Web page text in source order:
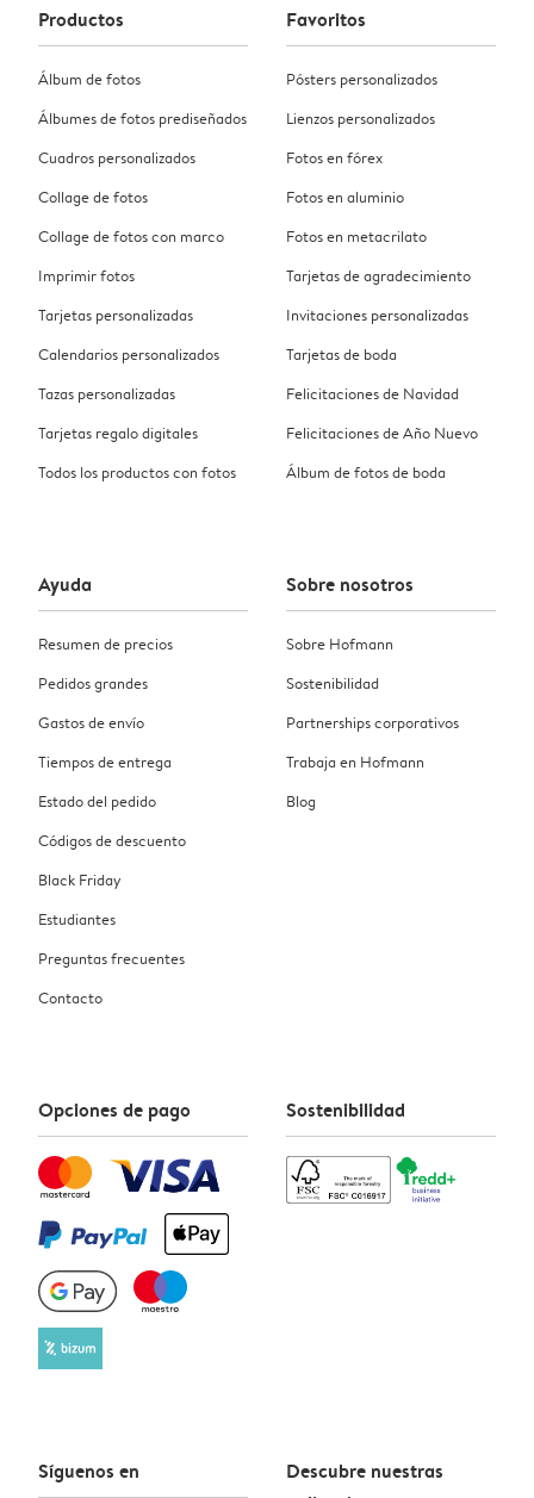
Productos
Álbum de fotos
Álbumes de fotos prediseñados
Cuadros personalizados
Collage de fotos
Collage de fotos con marco
Imprimir fotos
Tarjetas personalizadas
Calendarios personalizados
Tazas personalizadas
Tarjetas regalo digitales
Todos los productos con fotos
Favoritos
Pósters personalizados
Lienzos personalizados
Fotos en fórex
Fotos en aluminio
Fotos en metacrilato
Tarjetas de agradecimiento
Invitaciones personalizadas
Tarjetas de boda
Felicitaciones de Navidad
Felicitaciones de Año Nuevo
Álbum de fotos de boda
Ayuda
Resumen de precios
Pedidos grandes
Gastos de envío
Tiempos de entrega
Estado del pedido
Códigos de descuento
Black Friday
Estudiantes
Preguntas frecuentes
Contacto
Sobre nosotros
Sobre Hofmann
Sostenibilidad
Partnerships corporativos
Trabaja en Hofmann
Blog
Opciones de pago Sostenibilidad
Síguenos en
Descubre nuestras